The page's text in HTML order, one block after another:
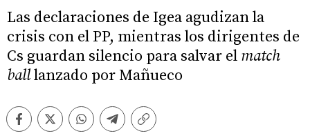
Las declaraciones de Igea agudizan la
crisis con el PP, mientras los dirigentes de
Cs guardan silencio para salvar el match
balllanzado por Mañueco
FacebookTwitterWhatsappTelegramCopiar